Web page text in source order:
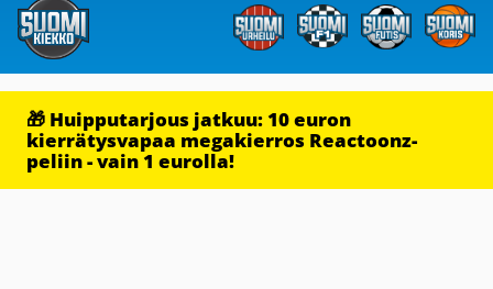
🎁 Huipputarjous jatkuu: 10 euron
kierrätysvapaa megakierros Reactoonz-
peliin - vain 1 eurolla!